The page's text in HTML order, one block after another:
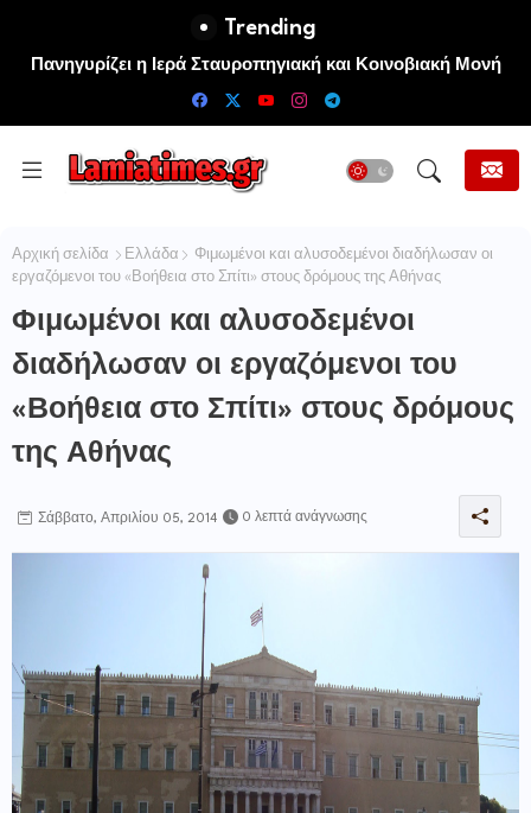
Trending
ΚΚΕ: Το “προσάναµµα” για τις μεγάλες πυρκαγιές είναι οι
τεράστιες ελλείψεις σε µέσα και προσωπικό στην
Αρχική σελίδα Ελλάδα
Φιμωμένοι και αλυσοδεμένοι διαδήλωσαν οι
εργαζόμενοι του «Βοήθεια στο Σπίτι» στους δρόμους της Αθήνας
Φιμωμένοι και αλυσοδεμένοι
διαδήλωσαν οι εργαζόμενοι του
«Βοήθεια στο Σπίτι» στους δρόμους
της Αθήνας
Σάββατο, Απριλίου 05, 2014 0 λεπτά ανάγνωσης